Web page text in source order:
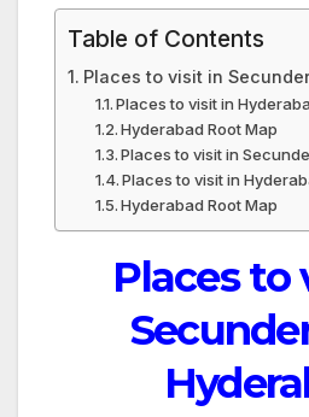
Table of Contents
Places to visit in
Places to visit in
Hyderabad Root Map
Places to visit in
Places to visit in
Hyderabad Root Map
Places to